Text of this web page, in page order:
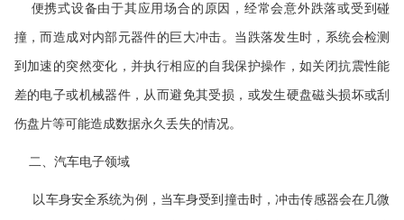
便携式设备由于其应用场合的原因，经常会意外跌落或受到碰
撞，而造成对内部元器件的巨大冲击。当跌落发生时，系统会检测
到加速的突然变化，并执行相应的自我保护操作，如关闭抗震性能
差的电子或机械器件，从而避免其受损，或发生硬盘磁头损坏或刮
伤盘片等可能造成数据永久丢失的情况。
二、汽车电子领域
以车身安全系统为例，当车身受到撞击时，冲击传感器会在几微